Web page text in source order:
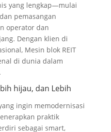
yang lengkap—mulai
pemasangan
operator dan
Dengan klien di
Mesin blok REIT
di dunia dalam
hijau, dan Lebih
ingin memodernisasi
praktik
sebagai smart,